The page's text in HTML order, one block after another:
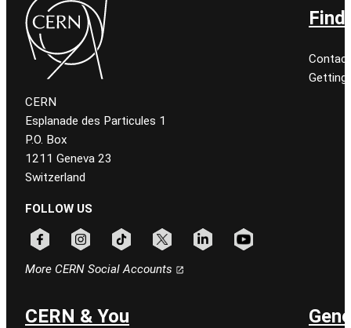
CERN
Esplanade des Particules 1
P.O. Box
1211 Geneva 23
Switzerland
FOLLOW US
More CERN Social Accounts
Find
Getting
CERN & You